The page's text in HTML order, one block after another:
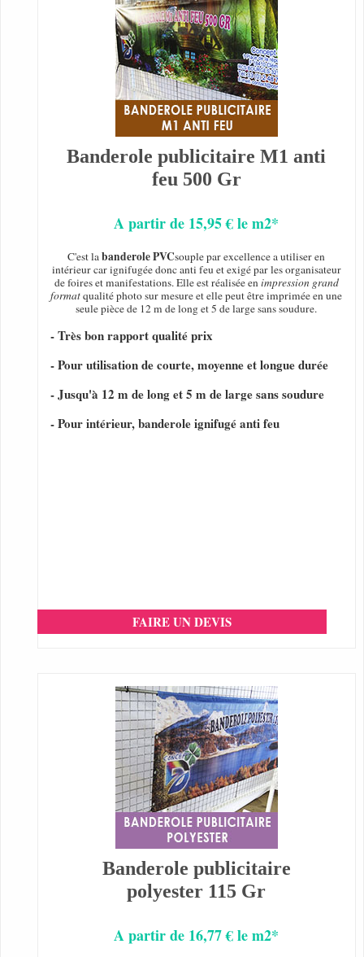
Banderole publicitaire M1 anti
feu 500 Gr
A partir de 15,95 € le m2*
C'est labanderole PVCsouple par excellence a utiliser en
intérieur car ignifugée donc anti feu et exigé par les organisateur
de foires et manifestations. Elle est réalisée enimpression grand
formatqualité photo sur mesure et elle peut être imprimée en une
seule pièce de 12 m de long et 5 de large sans soudure.
- Très bon rapport qualité prix
- Pour utilisation de courte, moyenne et longue durée
- Jusqu'à 12 m de long et 5 m de large sans soudure
- Pour intérieur, banderole ignifugé anti feu
FAIRE UN DEVIS
Banderole publicitaire
polyester 115 Gr
A partir de 16,77 € le m2*